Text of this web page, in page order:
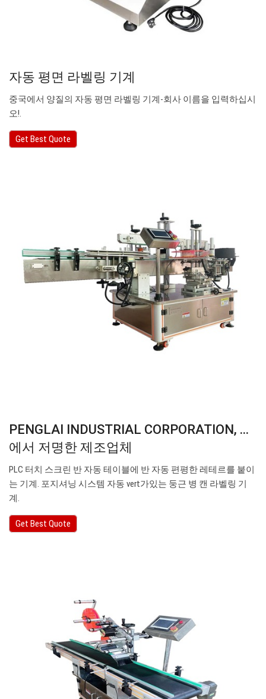
자동 평면 라벨링 기계
중국에서 양질의 자동 평면 라벨링 기계-회사 이름을 입력하십시
오!.
Get Best Quote
PENGLAI INDUSTRIAL CORPORATION, ...
에서 저명한 제조업체
PLC 터치 스크린 반 자동 테이블에 반 자동 편평한 레테르를 붙이
는 기계. 포지셔닝 시스템 자동 vert가있는 둥근 병 캔 라벨링 기
계.
Get Best Quote